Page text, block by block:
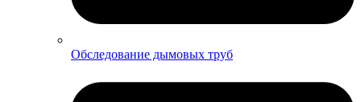
Обследование дымовых труб